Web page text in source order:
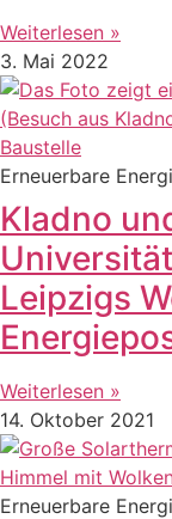
Weiterlesen »
3. Mai 2022
Erneuerbare
Kladno
Leipzigs
Weiterlesen »
14. Oktober 2021
Erneuerbare